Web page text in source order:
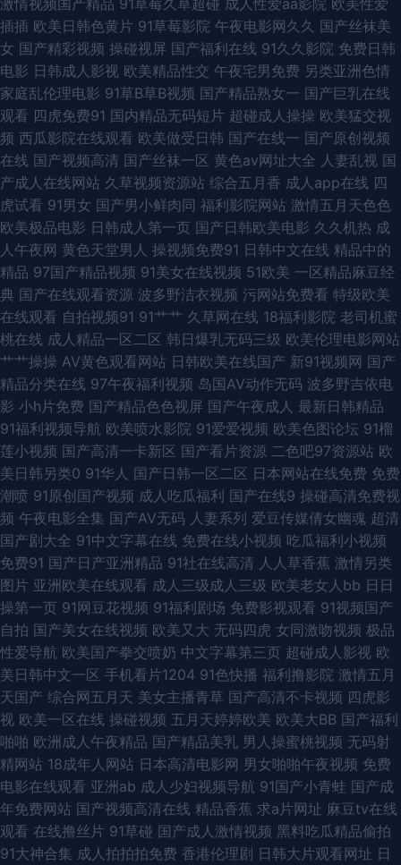
音先锋在线波多 69久久j欧美 91社精品 91污秽版 91伊人网在线 97资源美女
总站 95热艹 东方av天堂 国产91在线视频 国产白丝久久 黄色网址home 精品
超在碰 91极品在线 婷婷av福利 亚洲av高清在线观看 中文字幕日韩123区 91
黄色看片 91免费处女免费观看 91丝袜爱搞搞 91香蕉传媒 爱爱片欧美三级 大
插插 欧美日韩色黄片 91草莓影院 午夜电影网久久 国产丝袜美
女 国产精彩视频 操碰视屏 国产福利在线 91久久影院 免费日韩
电影 日韩成人影视 欧美精品性交 午夜宅男免费 另类亚洲色情
家庭乱伦理电影 91草B草B视频 国产精品熟女一 国产巨乳在线
观看 四虎免费91 国内精品无码短片 超碰成人操操 欧美猛交视
频 西瓜影院在线观看 欧美做受日韩 国产在线一 国产原创视频
在线 国产视频高清 国产丝袜一区 黄色av网址大全 人妻乱视 国
产成人在线网站 久草视频资源站 综合五月香 成人app在线 四
虎试看 91男女 国产男小鲜肉同 福利影院网站 激情五月天色色
欧美极品电影 日韩成人第一页 国产日韩欧美电影 久久机热 成
人午夜网 黄色天堂男人 操视频免费91 日韩中文在线 精品中的
精品 97国产精品视频 91美女在线视频 51欧美 一区精品麻豆经
典 国产在线观看资源 波多野洁衣视频 污网站免费看 特级欧美
在线观看 自拍视频91 91艹艹 久草网在线 18福利影院 老司机蜜
桃在线 成人精品一区二区 韩日爆乳无码三级 欧美伦理电影网站
艹艹操操 AV黄色观看网站 日韩欧美在线国产 新91视频网 国产
精品分类在线 97午夜福利视频 岛国AV动作无码 波多野吉依电
影 小h片免费 国产精品色色视屏 国产午夜成人 最新日韩精品
91福利视频导航 欧美喷水影院 91爱爱视频 欧美色图论坛 91榴
莲小视频 国产高清一卡新区 国产看片资源 二色吧97资源站 欧
美日韩另类0 91华人 国产日韩一区二区 日本网站在线免费 免费
潮喷 91原创国产视频 成人吃瓜福利 国产在线9 操碰高清免费视
频 午夜电影全集 国产AV无码 人妻系列 爱豆传媒倩女幽魂 超清
国产剧大全 91中文字幕在线 免费在线小视频 吃瓜福利小视频
免费91 国产日产亚洲精品 91社在线高清 人人草香蕉 激情另类
图片 亚洲欧美在线观看 成人三级成人三级 欧美老女人bb 日日
操第一页 91网豆花视频 91福利剧场 免费影视观看 91视频国产
自拍 国产美女在线视频 欧美又大 无码四虎 女同激吻视频 极品
性爱导航 欧美国产拳交喷奶 中文字幕第三页 超碰成人影视 欧
美日韩中文一区 手机看片1204 91色快播 福利撸影院 激情五月
天国产 综合网五月天 美女主播青草 国产高清不卡视频 四虎影
视 欧美一区在线 操碰视频 五月天婷婷欧美 欧美大BB 国产福利
啪啪 欧洲成人午夜精品 国产精品美乳 男人操蜜桃视频 无码射
精网站 18成年人网站 日本高清电影网 男女啪啪午夜视频 免费
电影在线观看 亚洲ab 成人少妇视频导航 91国产小青蛙 国产成
年免费网站 国产视频高清在线 精品香蕉 求a片网址 麻豆tv在线
观看 在线撸丝片 91草碰 国产成人激情视频 黑料吃瓜精品偷拍
91大神合集 成人拍拍拍免费 香港伦理剧 日韩大片观看网址 日